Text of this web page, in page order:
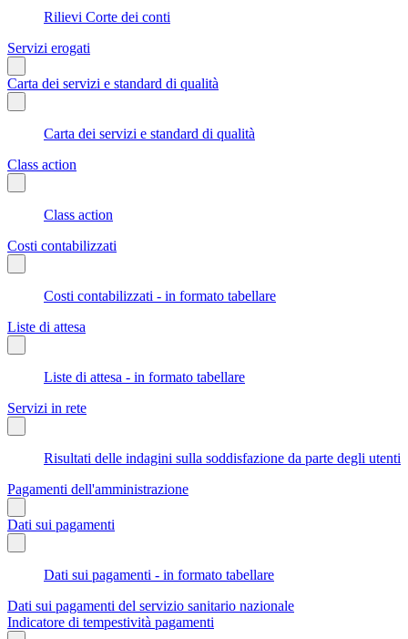
Rilievi Corte dei conti
Servizi erogati
Carta dei servizi e standard di qualità
Carta dei servizi e standard di qualità
Class action
Class action
Costi contabilizzati
Costi contabilizzati - in formato tabellare
Liste di attesa
Liste di attesa - in formato tabellare
Servizi in rete
Risultati delle indagini sulla soddisfazione da parte degli utenti
Pagamenti dell'amministrazione
Dati sui pagamenti
Dati sui pagamenti - in formato tabellare
Dati sui pagamenti del servizio sanitario nazionale
Indicatore di tempestività pagamenti